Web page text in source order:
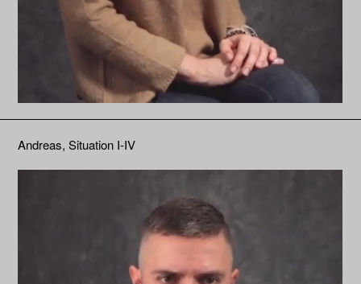
Andreas, Situation I-IV